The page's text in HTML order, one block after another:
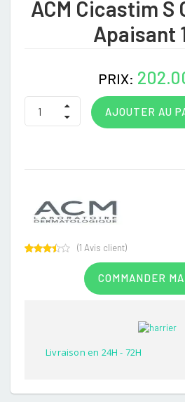
ACM Cicastim S
Apaisant
PRIX:
AJOUTER AU
COMMANDER
(1 Avis client)
Livraison en 24H - 72H